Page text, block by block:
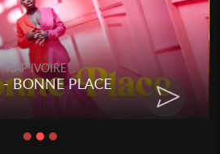
RAP IVOIRE
BONNE PLACE